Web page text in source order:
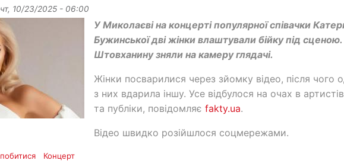
чт, 10/23/2025 - 06:00
У Миколаєві на концерті популярної співачки
Бужинської дві жінки влаштували бійку під сценою.
Штовханину зняли на камеру глядачі.
Жінки посварилися через зйомку відео, після чого
з них вдарила іншу. Усе відбулося на очах в артистів
та публіки, повідомляє fakty.ua.
Відео швидко розійшлося соцмережами.
побитися Концерт